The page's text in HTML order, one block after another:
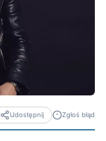
Udostępnij Zgłoś błąd